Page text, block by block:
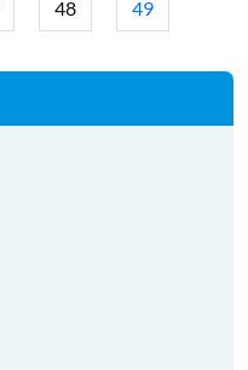
48 49